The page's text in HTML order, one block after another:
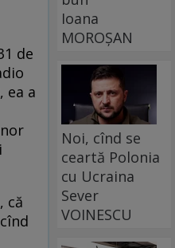
de
ea a
că
Ioana
MOROȘAN
Noi, cînd se
ceartă Polonia
cu Ucraina
Sever
VOINESCU